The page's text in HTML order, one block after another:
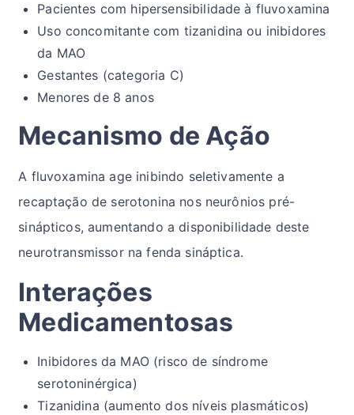
Pacientes com hipersensibilidade à fluvoxamina
Uso concomitante com tizanidina ou inibidores
da MAO
Gestantes (categoria C)
Menores de 8 anos
Mecanismo de Ação
A fluvoxamina age inibindo seletivamente a
recaptação de serotonina nos neurônios pré-
sinápticos, aumentando a disponibilidade deste
neurotransmissor na fenda sináptica.
Interações
Medicamentosas
Inibidores da MAO (risco de síndrome
serotoninérgica)
Tizanidina (aumento dos níveis plasmáticos)